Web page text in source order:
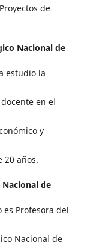
de
Nacional de
estudio la
en el
y
20 años.
de
es Profesora del
Nacional de